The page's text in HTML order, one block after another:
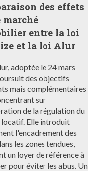
des effets
marché
entre la loi
et la loi Alur
adoptée le 24 mars
des objectifs
mais complémentaires
sur
de la régulation du
locatif. Elle introduit
l'encadrement des
les zones tendues,
un loyer de référence à
pour éviter les abus. Un